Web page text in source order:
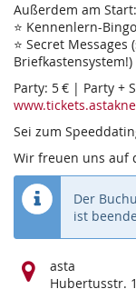
Außerdem am Start:
⭐ Kennenlern-
⭐ Secret
Briefkastensystem!)
Party: 5 € | Party +
Sei zum
Wir freuen uns auf
Der
ist
Wo
findet
asta
Hubertusstr. 1